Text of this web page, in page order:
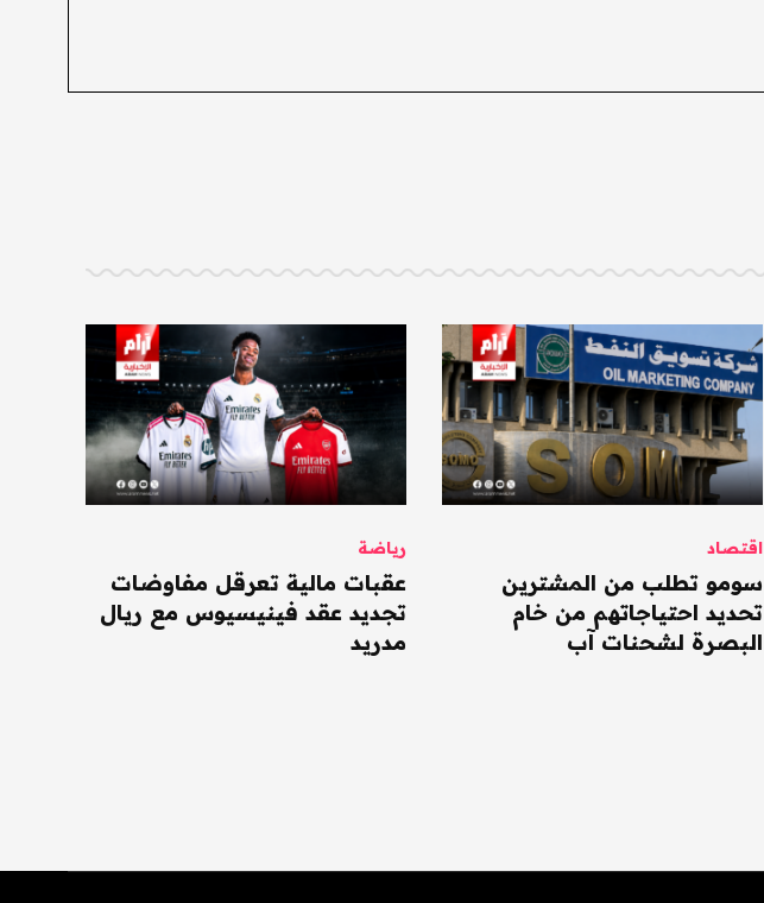
اقتصاد
سومو تطلب من المشترين
تحديد احتياجاتهم من خام
البصرة لشحنات آب
رياضة
عقبات مالية تعرقل مفاوضات
تجديد عقد فينيسيوس مع ريال
مدريد